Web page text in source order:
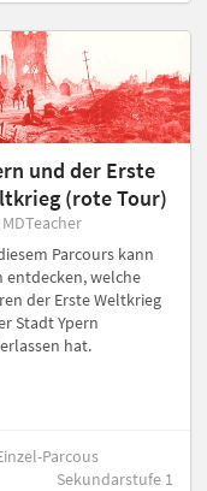
und der Erste
(rote Tour)
Parcours kann
entdecken, welche
der Erste Weltkrieg
Stadt Ypern
hat.
Parcous
Sekundarstufe 1